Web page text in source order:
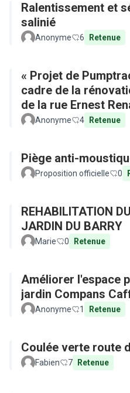
Ralentissement et
salinié
Anonyme 6 Retenue
« Projet de
cadre de la
de la rue Ernest
commercial »
Anonyme 4 Retenue
Piège anti-
Proposition officielle 0
REHABILITATION
JARDIN DU BARRY
Marie 0 Retenue
Améliorer l'espace
jardin Compans
Anonyme 1 Retenue
Coulée verte route
Fabien 7 Retenue